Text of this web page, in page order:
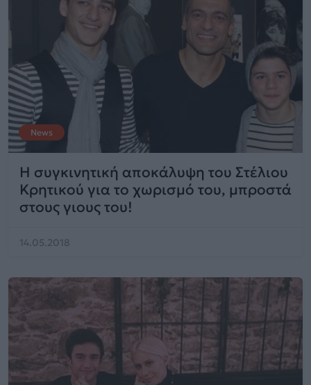
News
Η συγκινητική αποκάλυψη του Στέλιου
Κρητικού για το χωρισμό του, μπροστά
στους γιους του!
14.05.2018